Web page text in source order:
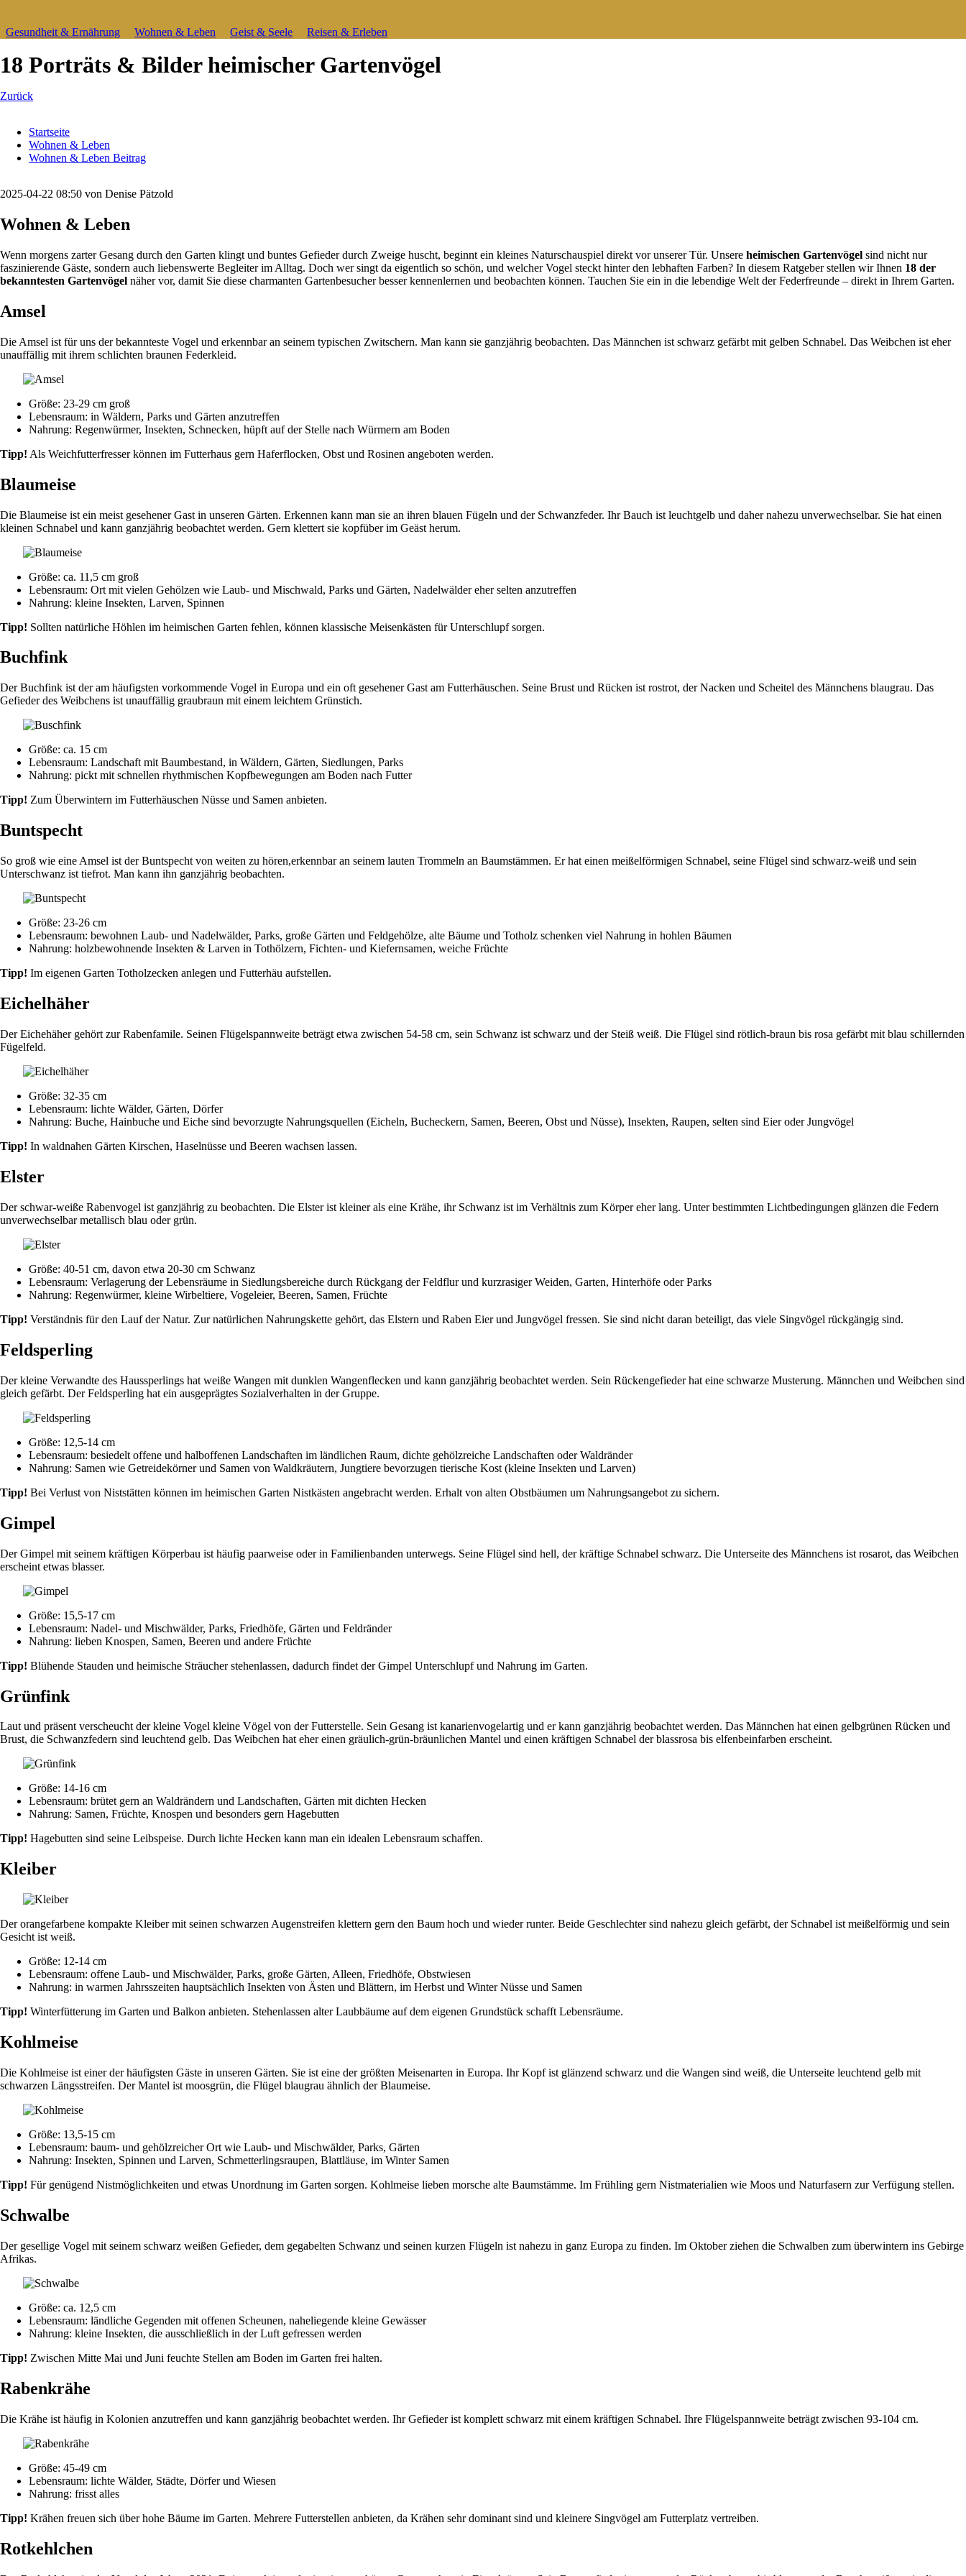
Navigation
Gesundheit & Ernährung Wohnen & Leben Geist & Seele Reisen & Erleben
18 Porträts & Bilder heimischer Gartenvögel
Zurück
Startseite
Wohnen & Leben
Wohnen & Leben Beitrag
2025-04-22 08:50 von Denise Pätzold
Wohnen & Leben
Wenn morgens zarter Gesang durch den Garten klingt und buntes Gefieder durch Zweige huscht, beginnt ein kleines Naturschauspiel direkt vor unserer Tür. Unsere heimischen Gartenvögel sind nicht nur
faszinierende Gäste, sondern auch liebenswerte Begleiter im Alltag. Doch wer singt da eigentlich so schön, und welcher Vogel steckt hinter den lebhaften Farben? In diesem Ratgeber stellen wir Ihnen 18 der
bekanntesten Gartenvögel näher vor, damit Sie diese charmanten Gartenbesucher besser kennenlernen und beobachten können. Tauchen Sie ein in die lebendige Welt der Federfreunde – direkt in Ihrem Garten.
Amsel
Die Amsel ist für uns der bekannteste Vogel und erkennbar an seinem typischen Zwitschern. Man kann sie ganzjährig beobachten. Das Männchen ist schwarz gefärbt mit gelben Schnabel. Das Weibchen ist eher
unauffällig mit ihrem schlichten braunen Federkleid.
Größe: 23-29 cm groß
Lebensraum: in Wäldern, Parks und Gärten anzutreffen
Nahrung: Regenwürmer, Insekten, Schnecken, hüpft auf der Stelle nach Würmern am Boden
Tipp! Als Weichfutterfresser können im Futterhaus gern Haferflocken, Obst und Rosinen angeboten werden.
Blaumeise
Die Blaumeise ist ein meist gesehener Gast in unseren Gärten. Erkennen kann man sie an ihren blauen Fügeln und der Schwanzfeder. Ihr Bauch ist leuchtgelb und daher nahezu unverwechselbar. Sie hat einen
kleinen Schnabel und kann ganzjährig beobachtet werden. Gern klettert sie kopfüber im Geäst herum.
Größe: ca. 11,5 cm groß
Lebensraum: Ort mit vielen Gehölzen wie Laub- und Mischwald, Parks und Gärten, Nadelwälder eher selten anzutreffen
Nahrung: kleine Insekten, Larven, Spinnen
Tipp! Sollten natürliche Höhlen im heimischen Garten fehlen, können klassische Meisenkästen für Unterschlupf sorgen.
Buchfink
Der Buchfink ist der am häufigsten vorkommende Vogel in Europa und ein oft gesehener Gast am Futterhäuschen. Seine Brust und Rücken ist rostrot, der Nacken und Scheitel des Männchens blaugrau. Das
Gefieder des Weibchens ist unauffällig graubraun mit einem leichtem Grünstich.
Größe: ca. 15 cm
Lebensraum: Landschaft mit Baumbestand, in Wäldern, Gärten, Siedlungen, Parks
Nahrung: pickt mit schnellen rhythmischen Kopfbewegungen am Boden nach Futter
Tipp! Zum Überwintern im Futterhäuschen Nüsse und Samen anbieten.
Buntspecht
So groß wie eine Amsel ist der Buntspecht von weiten zu hören,erkennbar an seinem lauten Trommeln an Baumstämmen. Er hat einen meißelförmigen Schnabel, seine Flügel sind schwarz-weiß und sein
Unterschwanz ist tiefrot. Man kann ihn ganzjährig beobachten.
Größe: 23-26 cm
Lebensraum: bewohnen Laub- und Nadelwälder, Parks, große Gärten und Feldgehölze, alte Bäume und Totholz schenken viel Nahrung in hohlen Bäumen
Nahrung: holzbewohnende Insekten & Larven in Tothölzern, Fichten- und Kiefernsamen, weiche Früchte
Tipp! Im eigenen Garten Totholzecken anlegen und Futterhäu aufstellen.
Eichelhäher
Der Eichehäher gehört zur Rabenfamile. Seinen Flügelspannweite beträgt etwa zwischen 54-58 cm, sein Schwanz ist schwarz und der Steiß weiß. Die Flügel sind rötlich-braun bis rosa gefärbt mit blau schillernden
Fügelfeld.
Größe: 32-35 cm
Lebensraum: lichte Wälder, Gärten, Dörfer
Nahrung: Buche, Hainbuche und Eiche sind bevorzugte Nahrungsquellen (Eicheln, Bucheckern, Samen, Beeren, Obst und Nüsse), Insekten, Raupen, selten sind Eier oder Jungvögel
Tipp! In waldnahen Gärten Kirschen, Haselnüsse und Beeren wachsen lassen.
Elster
Der schwar-weiße Rabenvogel ist ganzjährig zu beobachten. Die Elster ist kleiner als eine Krähe, ihr Schwanz ist im Verhältnis zum Körper eher lang. Unter bestimmten Lichtbedingungen glänzen die Federn
unverwechselbar metallisch blau oder grün.
Größe: 40-51 cm, davon etwa 20-30 cm Schwanz
Lebensraum: Verlagerung der Lebensräume in Siedlungsbereiche durch Rückgang der Feldflur und kurzrasiger Weiden, Garten, Hinterhöfe oder Parks
Nahrung: Regenwürmer, kleine Wirbeltiere, Vogeleier, Beeren, Samen, Früchte
Tipp! Verständnis für den Lauf der Natur. Zur natürlichen Nahrungskette gehört, das Elstern und Raben Eier und Jungvögel fressen. Sie sind nicht daran beteiligt, das viele Singvögel rückgängig sind.
Feldsperling
Der kleine Verwandte des Haussperlings hat weiße Wangen mit dunklen Wangenflecken und kann ganzjährig beobachtet werden. Sein Rückengefieder hat eine schwarze Musterung. Männchen und Weibchen sind
gleich gefärbt. Der Feldsperling hat ein ausgeprägtes Sozialverhalten in der Gruppe.
Größe: 12,5-14 cm
Lebensraum: besiedelt offene und halboffenen Landschaften im ländlichen Raum, dichte gehölzreiche Landschaften oder Waldränder
Nahrung: Samen wie Getreidekörner und Samen von Waldkräutern, Jungtiere bevorzugen tierische Kost (kleine Insekten und Larven)
Tipp! Bei Verlust von Niststätten können im heimischen Garten Nistkästen angebracht werden. Erhalt von alten Obstbäumen um Nahrungsangebot zu sichern.
Gimpel
Der Gimpel mit seinem kräftigen Körperbau ist häufig paarweise oder in Familienbanden unterwegs. Seine Flügel sind hell, der kräftige Schnabel schwarz. Die Unterseite des Männchens ist rosarot, das Weibchen
erscheint etwas blasser.
Größe: 15,5-17 cm
Lebensraum: Nadel- und Mischwälder, Parks, Friedhöfe, Gärten und Feldränder
Nahrung: lieben Knospen, Samen, Beeren und andere Früchte
Tipp! Blühende Stauden und heimische Sträucher stehenlassen, dadurch findet der Gimpel Unterschlupf und Nahrung im Garten.
Grünfink
Laut und präsent verscheucht der kleine Vogel kleine Vögel von der Futterstelle. Sein Gesang ist kanarienvogelartig und er kann ganzjährig beobachtet werden. Das Männchen hat einen gelbgrünen Rücken und
Brust, die Schwanzfedern sind leuchtend gelb. Das Weibchen hat eher einen gräulich-grün-bräunlichen Mantel und einen kräftigen Schnabel der blassrosa bis elfenbeinfarben erscheint.
Größe: 14-16 cm
Lebensraum: brütet gern an Waldrändern und Landschaften, Gärten mit dichten Hecken
Nahrung: Samen, Früchte, Knospen und besonders gern Hagebutten
Tipp! Hagebutten sind seine Leibspeise. Durch lichte Hecken kann man ein idealen Lebensraum schaffen.
Kleiber
Der orangefarbene kompakte Kleiber mit seinen schwarzen Augenstreifen klettern gern den Baum hoch und wieder runter. Beide Geschlechter sind nahezu gleich gefärbt, der Schnabel ist meißelförmig und sein
Gesicht ist weiß.
Größe: 12-14 cm
Lebensraum: offene Laub- und Mischwälder, Parks, große Gärten, Alleen, Friedhöfe, Obstwiesen
Nahrung: in warmen Jahrsszeiten hauptsächlich Insekten von Ästen und Blättern, im Herbst und Winter Nüsse und Samen
Tipp! Winterfütterung im Garten und Balkon anbieten. Stehenlassen alter Laubbäume auf dem eigenen Grundstück schafft Lebensräume.
Kohlmeise
Die Kohlmeise ist einer der häufigsten Gäste in unseren Gärten. Sie ist eine der größten Meisenarten in Europa. Ihr Kopf ist glänzend schwarz und die Wangen sind weiß, die Unterseite leuchtend gelb mit
schwarzen Längsstreifen. Der Mantel ist moosgrün, die Flügel blaugrau ähnlich der Blaumeise.
Größe: 13,5-15 cm
Lebensraum: baum- und gehölzreicher Ort wie Laub- und Mischwälder, Parks, Gärten
Nahrung: Insekten, Spinnen und Larven, Schmetterlingsraupen, Blattläuse, im Winter Samen
Tipp! Für genügend Nistmöglichkeiten und etwas Unordnung im Garten sorgen. Kohlmeise lieben morsche alte Baumstämme. Im Frühling gern Nistmaterialien wie Moos und Naturfasern zur Verfügung stellen.
Schwalbe
Der gesellige Vogel mit seinem schwarz weißen Gefieder, dem gegabelten Schwanz und seinen kurzen Flügeln ist nahezu in ganz Europa zu finden. Im Oktober ziehen die Schwalben zum überwintern ins Gebirge
Afrikas.
Größe: ca. 12,5 cm
Lebensraum: ländliche Gegenden mit offenen Scheunen, naheliegende kleine Gewässer
Nahrung: kleine Insekten, die ausschließlich in der Luft gefressen werden
Tipp! Zwischen Mitte Mai und Juni feuchte Stellen am Boden im Garten frei halten.
Rabenkrähe
Die Krähe ist häufig in Kolonien anzutreffen und kann ganzjährig beobachtet werden. Ihr Gefieder ist komplett schwarz mit einem kräftigen Schnabel. Ihre Flügelspannweite beträgt zwischen 93-104 cm.
Größe: 45-49 cm
Lebensraum: lichte Wälder, Städte, Dörfer und Wiesen
Nahrung: frisst alles
Tipp! Krähen freuen sich über hohe Bäume im Garten. Mehrere Futterstellen anbieten, da Krähen sehr dominant sind und kleinere Singvögel am Futterplatz vertreiben.
Rotkehlchen